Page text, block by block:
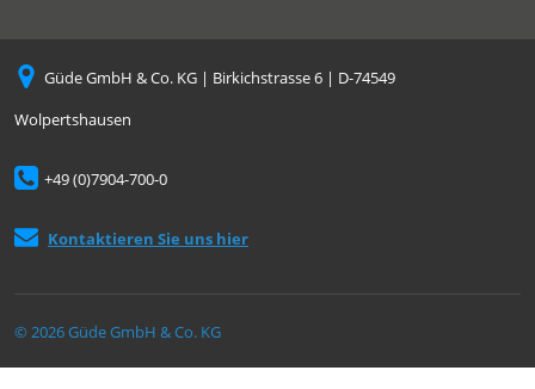
Güde GmbH & Co. KG | Birkichstrasse 6 | D-74549
Wolpertshausen
+49 (0)7904-700-0
Kontaktieren Sie uns hier
© 2026 Güde GmbH & Co. KG